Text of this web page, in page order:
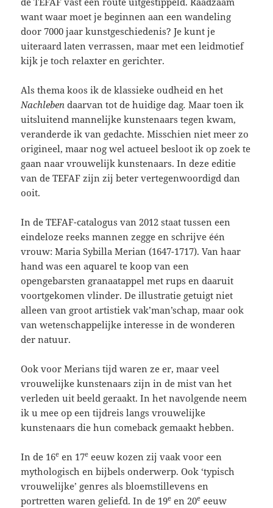
want waar moet je beginnen aan een wandeling
door 7000 jaar kunstgeschiedenis? Je kunt je
uiteraard laten verrassen, maar met een leidmotief
kijk je toch relaxter en gerichter.
Als thema koos ik de klassieke oudheid en het
Nachlebendaarvan tot de huidige dag.Maar toen ik
uitsluitend mannelijke kunstenaars tegen kwam,
veranderde ik van gedachte. Misschien niet meer zo
origineel, maar nog wel actueel besloot ik op zoek te
gaan naar vrouwelijk kunstenaars. In deze editie
van de TEFAF zijn zij beter vertegenwoordigd dan
ooit.
In de TEFAF-catalogus van 2012 staat tussen een
eindeloze reeks mannen zegge en schrijve één
vrouw: Maria Sybilla Merian (1647-1717). Van haar
hand was een aquarel te koop van een
opengebarsten granaatappel met rups en daaruit
voortgekomen vlinder. De illustratie getuigt niet
alleen van groot artistiek vak’man’schap, maar ook
van wetenschappelijke interesse in de wonderen
der natuur.
Ook voor Merians tijd waren ze er, maar veel
vrouwelijke kunstenaars zijn in de mist van het
verleden uit beeld geraakt. In het navolgende neem
ik u mee op een tijdreis langs vrouwelijke
kunstenaars die hun comeback gemaakt hebben.
In de 16e en 17e eeuw kozen zij vaak voor een
mythologisch en bijbels onderwerp. Ook ‘typisch
vrouwelijke’ genres als bloemstillevens en
portretten waren geliefd. In de 19e en 20e eeuw